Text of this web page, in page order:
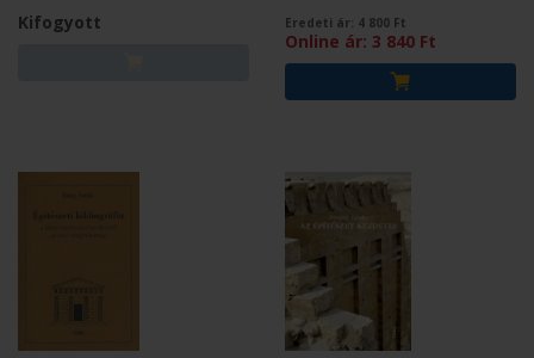
Kifogyott Eredeti ár: 4 800 Ft
Online ár: 3 840 Ft